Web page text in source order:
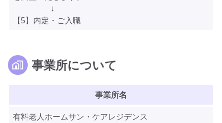
↓
【5】内定・ご入職
事業所について
事業所名
有料老人ホームサン・ケアレジデンス